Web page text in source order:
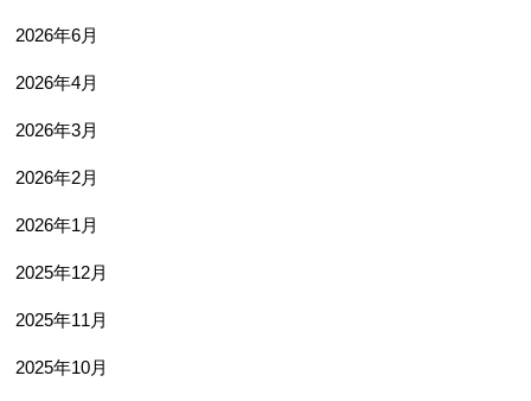
2026年6月
2026年4月
2026年3月
2026年2月
2026年1月
2025年12月
2025年11月
2025年10月